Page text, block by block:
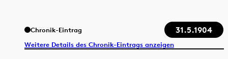
Chronik-Eintrag 31.5.1904
Weitere Details des Chronik-Eintrags anzeigen